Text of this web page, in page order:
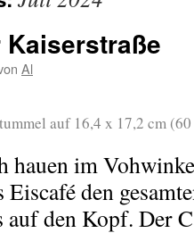
Al
auf 16,4 x 17,2 cm
hauen im
den
den Kopf. Der